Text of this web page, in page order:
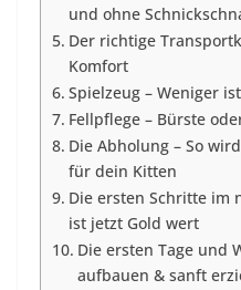
und ohne
Der richtige
Komfort
Spielzeug – Weniger
Fellpflege – Bürste
Die Abholung – So
für dein Kitten
Die ersten Schritte im
ist jetzt Gold wert
Die ersten Tage und
aufbauen & sanft